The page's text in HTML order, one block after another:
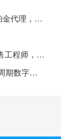
权威加冕！梦蝶科技荣膺 2026 金蝶最高级铂金代理，湖南企业数字化首选官方核心伙伴
湖南金蝶上门演示预约繁琐？找梦蝶科技销售工程师，一站式统筹行程与现场讲解
长沙金蝶本地化服务｜湖南梦蝶19年全生命周期数字化落地保障